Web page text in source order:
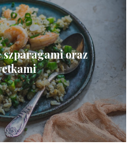
szparagami oraz